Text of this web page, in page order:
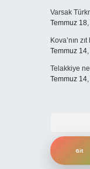
Varsak
Temmuz
Kova’nın
Temmuz
Telakkiye
Temmuz